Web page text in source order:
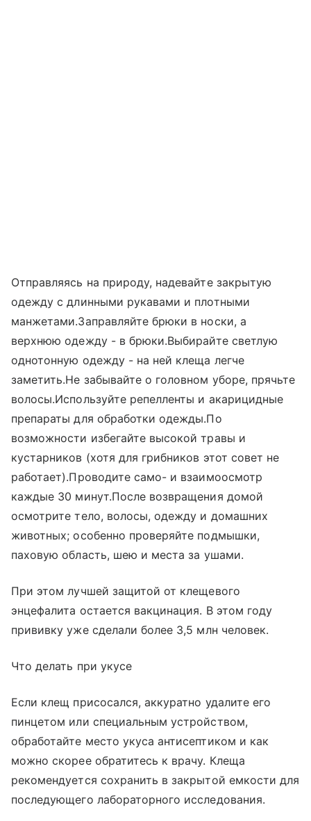
Отправляясь на природу, надевайте закрытую
одежду с длинными рукавами и плотными
манжетами.Заправляйте брюки в носки, а
верхнюю одежду - в брюки.Выбирайте светлую
однотонную одежду - на ней клеща легче
заметить.Не забывайте о головном уборе, прячьте
волосы.Используйте репелленты и акарицидные
препараты для обработки одежды.По
возможности избегайте высокой травы и
кустарников (хотя для грибников этот совет не
работает).Проводите само- и взаимоосмотр
каждые 30 минут.После возвращения домой
осмотрите тело, волосы, одежду и домашних
животных; особенно проверяйте подмышки,
паховую область, шею и места за ушами.
При этом лучшей защитой от клещевого
энцефалита остается вакцинация. В этом году
прививку уже сделали более 3,5 млн человек.
Что делать при укусе
Если клещ присосался, аккуратно удалите его
пинцетом или специальным устройством,
обработайте место укуса антисептиком и как
можно скорее обратитесь к врачу. Клеща
рекомендуется сохранить в закрытой емкости для
последующего лабораторного исследования.